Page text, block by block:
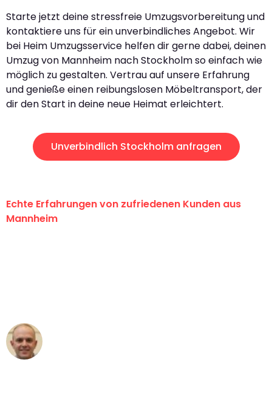
Starte jetzt deine stressfreie Umzugsvorbereitung und
kontaktiere uns für ein unverbindliches Angebot. Wir
bei Heim Umzugsservice helfen dir gerne dabei, deinen
Umzug von Mannheim nach Stockholm so einfach wie
möglich zu gestalten. Vertrau auf unsere Erfahrung
und genieße einen reibungslosen Möbeltransport, der
dir den Start in deine neue Heimat erleichtert.
Unverbindlich Stockholm anfragen
Echte Erfahrungen von zufriedenen Kunden aus
Mannheim